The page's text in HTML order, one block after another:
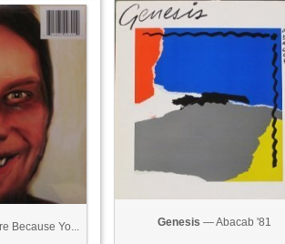
Because Yo...
Genesis — Abacab '81